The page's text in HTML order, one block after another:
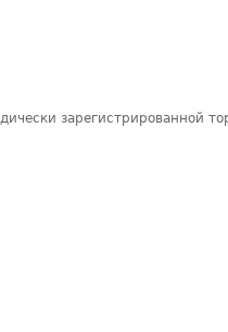
зарегистрированной